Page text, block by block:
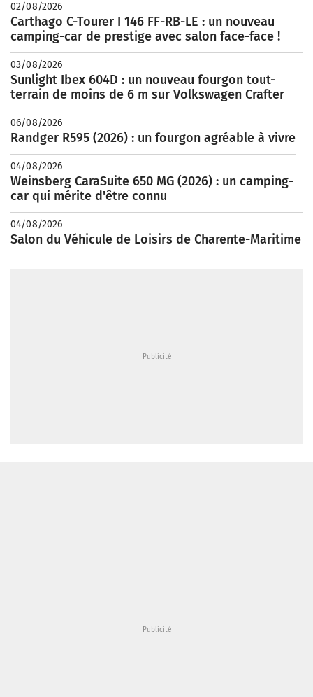
02/08/2026
Carthago C-Tourer I 146 FF-RB-LE : un nouveau
camping-car de prestige avec salon face-face !
03/08/2026
Sunlight Ibex 604D : un nouveau fourgon tout-
terrain de moins de 6 m sur Volkswagen Crafter
06/08/2026
Randger R595 (2026) : un fourgon agréable à vivre
04/08/2026
Weinsberg CaraSuite 650 MG (2026) : un camping-
car qui mérite d'être connu
04/08/2026
Salon du Véhicule de Loisirs de Charente-Maritime